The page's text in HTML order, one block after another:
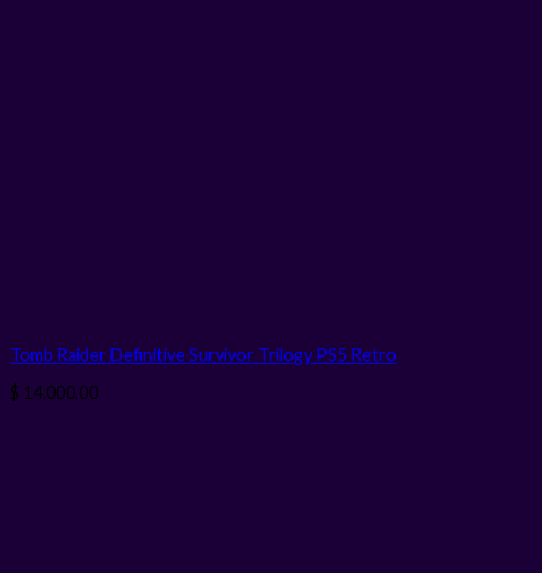
Tomb Raider Definitive Survivor Trilogy PS5 Retro
$ 14.000,00